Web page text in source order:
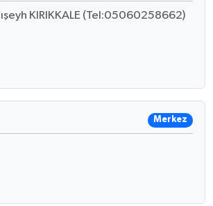
KIRIKKALE (Tel:05060258662)
Merkez